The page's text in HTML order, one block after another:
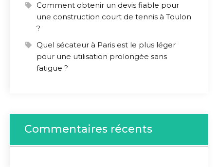
Comment obtenir un devis fiable pour
une construction court de tennis à Toulon
?
Quel sécateur à Paris est le plus léger
pour une utilisation prolongée sans
fatigue ?
Commentaires récents